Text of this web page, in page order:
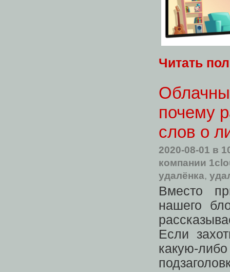
Читать
почему
слов о
2020-08-01 в
компании
удалёнка,
Вместо
нашего
Если
какую-